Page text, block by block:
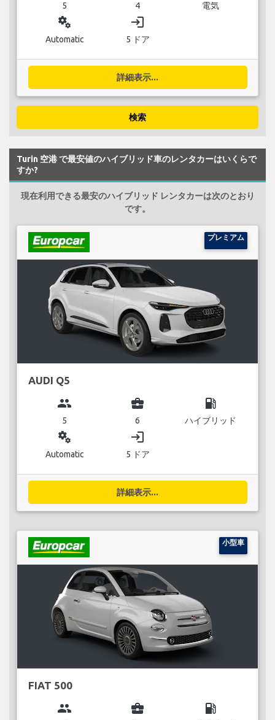
5 4 電気
miscellaneous_services
Automatic
login
5 ドア
詳細表示...
検索
Turin 空港 で最安値のハイブリッド車のレンタカーはいくらで
すか?
現在利用できる最安のハイブリッド レンタカーは次のとおり
です。
プレミアム
AUDI Q5
group
5
business_center
6
local_gas_station
ハイブリッド
miscellaneous_services
Automatic
login
5 ドア
詳細表示...
小型車
FIAT 500
group business_center local_gas_station